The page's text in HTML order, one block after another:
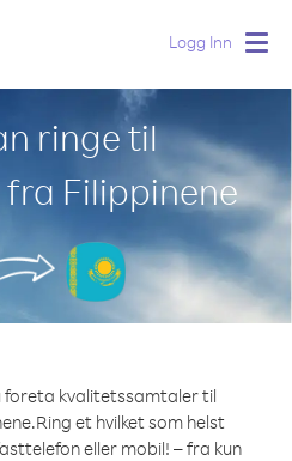
Logg Inn
ringe til
Filippinene
foreta kvalitetssamtaler til
Ring et hvilket som helst
eller mobil! – fra kun